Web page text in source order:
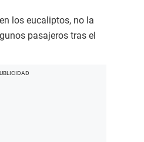
los eucaliptos, no la
pasajeros tras el